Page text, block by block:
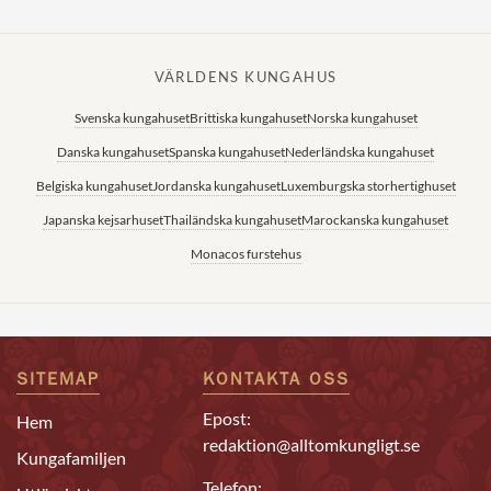
VÄRLDENS KUNGAHUS
Svenska kungahusetBrittiska kungahusetNorska kungahuset
Danska kungahusetSpanska kungahusetNederländska kungahuset
Belgiska kungahusetJordanska kungahusetLuxemburgska storhertighuset
Japanska kejsarhusetThailändska kungahusetMarockanska kungahuset
Monacos furstehus
SITEMAP
Hem
Kungafamiljen
KONTAKTA OSS
Epost:
redaktion@alltomkungligt.se